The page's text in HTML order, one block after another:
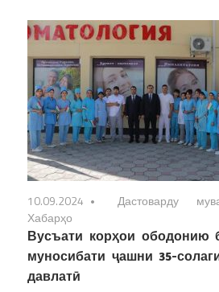
10.09.2024 Дастоварду
Хабарҳо
Вусъати корҳои ободонию
муносибати ҷашни 35-
давлатӣ